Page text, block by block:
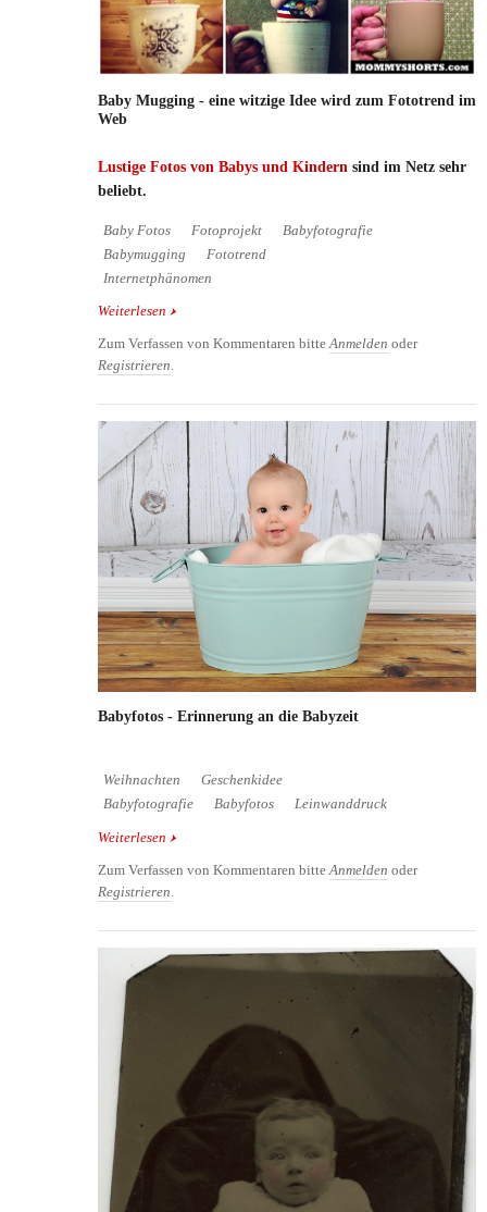
Baby Mugging - eine witzige Idee wird zum Fototrend im
Web
Lustige Fotos von Babys und Kindern sind im Netz sehr
beliebt.
Baby Fotos Fotoprojekt
Babyfotografie
Babymugging
Fototrend
Internetphänomen
Weiterlesen über Baby Mugging - eine witzige Idee wird zum
Zum Verfassen von Kommentaren bitteAnmelden oder
Registrieren.
Babyfotos - Erinnerung an die Babyzeit
Weihnachten
Geschenkidee
Babyfotografie
Babyfotos Leinwanddruck
Weiterlesen über Babyfotos - Erinnerung an die Babyzeit
Zum Verfassen von Kommentaren bitteAnmelden oder
Registrieren.